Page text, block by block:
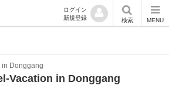
ログイン
新規登録
検索 MENU
Vacation in Donggang
in Donggang